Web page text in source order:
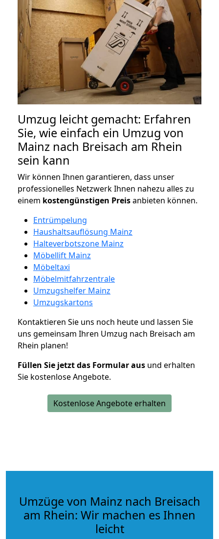
Umzug leicht gemacht: Erfahren
Sie, wie einfach ein Umzug von
Mainz nach Breisach am Rhein
sein kann
Wir können Ihnen garantieren, dass unser
professionelles Netzwerk Ihnen nahezu alles zu
einem kostengünstigen Preisanbieten können.
Entrümpelung
Haushaltsauflösung Mainz
Halteverbotszone Mainz
Möbellift Mainz
Möbeltaxi
Möbelmitfahrzentrale
Umzugshelfer Mainz
Umzugskartons
Kontaktieren Sie uns noch heute und lassen Sie
uns gemeinsam Ihren Umzug nach Breisach am
Rhein planen!
Füllen Sie jetzt das Formular aus und erhalten
Sie kostenlose Angebote.
Kostenlose Angebote erhalten
Umzüge von Mainz nach Breisach
am Rhein: Wir machen es Ihnen
leicht